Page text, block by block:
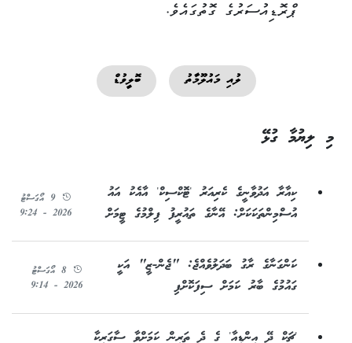
ޕްރޮޑިއުސަރުގެ ގޮތުގައެވެ.
ލުއި މައުލޫމާތު ބޮލީވުޑް
މި ލިޔުމާ ގުޅޭ
ކިއާރާ އަދުވާނީގެ ކެރިއަރު 'ޓޮކްސިކް' އާއެކު އައު
އުސްމިންތަކަކަށް: އޭނާގެ ތައުރީފު ފިލްމުގެ ޓީމަށް
9 އޯގަސްޓު
2026 - 9:24
ކަންގަނާގެ ރާގު ބަދަލުވެއްޖެ: "ޖެން-ޒީ" އަކީ
ގައުމުގެ ބާރު ކަމަށް ސިފަކޮށްފި
8 އޯގަސްޓު
2026 - 9:14
'ޗަކް ދޭ އިންޑިއާ' ގެ ދެ ތަރިން ކަމަށްވާ ސާގަރިކާ